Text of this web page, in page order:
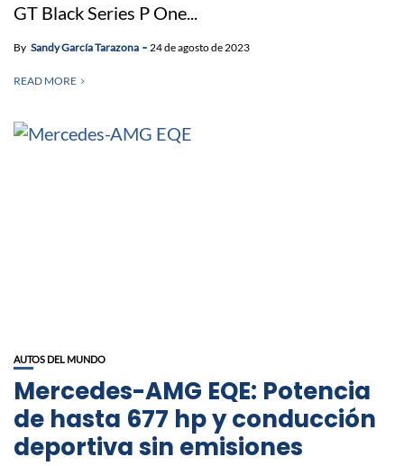
GT Black Series P One...
By Sandy García Tarazona 24 de agosto de 2023
READ MORE
AUTOS DEL MUNDO
Mercedes-AMG EQE: Potencia
de hasta 677 hp y conducción
deportiva sin emisiones